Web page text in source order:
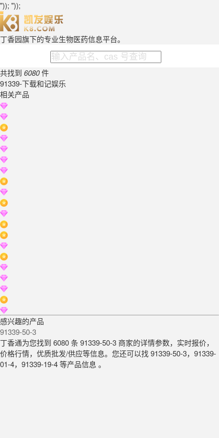
")); "));
丁香园旗下的专业生物医药信息平台。
共找到 6080件
91339-下载和记娱乐
相关产品
感兴趣的产品
91339-50-3
丁香通为您找到 6080 条 91339-50-3 商家的详情参数，实时报价，
价格行情，优质批发/供应等信息。您还可以找 91339-50-3，91339-
01-4，91339-19-4 等产品信息 。